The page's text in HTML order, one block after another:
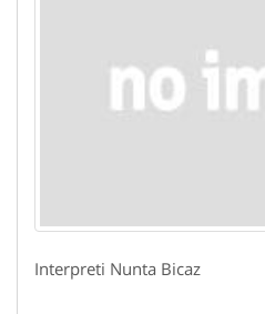
Interpreti Nunta Bicaz